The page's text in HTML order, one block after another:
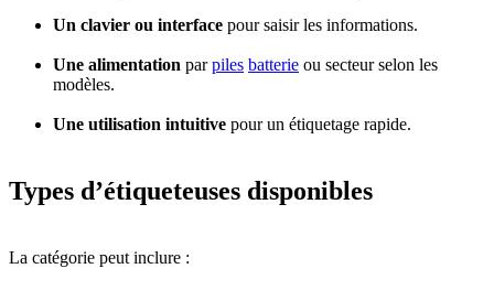
Un clavier ou interface pour saisir les informations.
Une alimentation parpiles batterie ou secteur selon les
modèles.
Une utilisation intuitive pour un étiquetage rapide.
Types d’étiqueteuses disponibles
La catégorie peut inclure :